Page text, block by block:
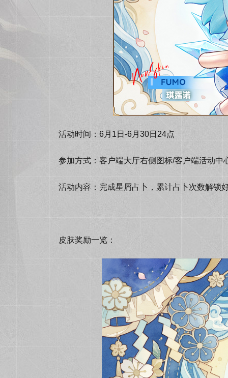
活动时间：6月1日-6月30日24点
参加方式：客户端大厅右侧图标/客户端活动中
活动内容：完成星屑占卜，累计占卜次数解锁
皮肤奖励一览：